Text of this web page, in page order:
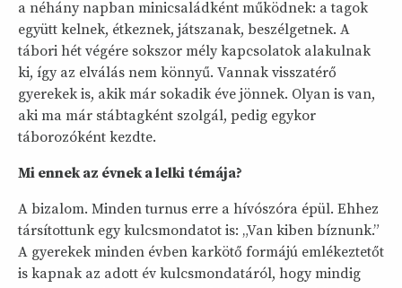
a néhány napban minicsaládként működnek: a tagok
együtt kelnek, étkeznek, játszanak, beszélgetnek. A
tábori hét végére sokszor mély kapcsolatok alakulnak
ki, így az elválás nem könnyű. Vannak visszatérő
gyerekek is, akik már sokadik éve jönnek. Olyan is van,
aki ma már stábtagként szolgál, pedig egykor
táborozóként kezdte.
Mi ennek az évnek a lelki témája?
A bizalom. Minden turnus erre a hívószóra épül. Ehhez
társítottunk egy kulcsmondatot is: „Van kiben bíznunk.”
A gyerekek minden évben karkötő formájú emlékeztetőt
is kapnak az adott év kulcsmondatáról, hogy mindig